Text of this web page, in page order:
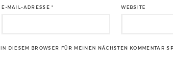
E-MAIL-ADRESSE* WEBSITE
DIESEM BROWSER FÜR MEINEN NÄCHSTEN KOMMENTAR